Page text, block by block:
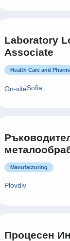
Laboratory
Associate
Health Care and
On-siteSofia
Manufacturing
Plovdiv
Процесен